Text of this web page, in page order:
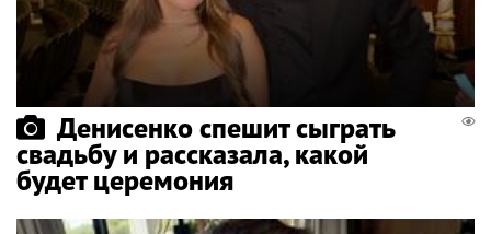
Денисенко спешит сыграть
свадьбу и рассказала, какой
будет церемония